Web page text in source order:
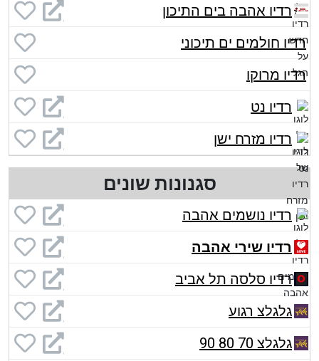
רדיו אהבה בים התיכון
רדיו חולמים ים תיכוני
רדיו מרוקו
רדיו נט
רדיו מזרח ישן
סגנונות שונים
רדיו נושמים אהבה
רדיו שירי אהבה
רדיו סלסה תל אביב
גלגלצ רגוע
גלגלצ 70 80 90